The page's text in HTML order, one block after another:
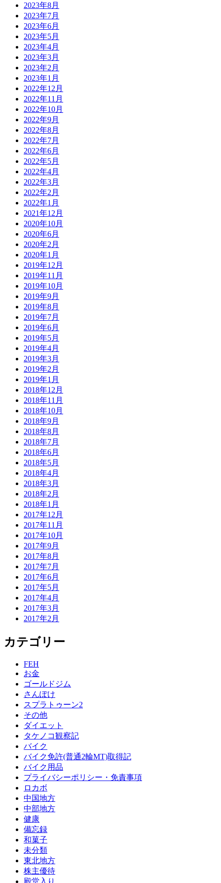
2023年8月
2023年7月
2023年6月
2023年5月
2023年4月
2023年3月
2023年2月
2023年1月
2022年12月
2022年11月
2022年10月
2022年9月
2022年8月
2022年7月
2022年6月
2022年5月
2022年4月
2022年3月
2022年2月
2022年1月
2021年12月
2020年10月
2020年6月
2020年2月
2020年1月
2019年12月
2019年11月
2019年10月
2019年9月
2019年8月
2019年7月
2019年6月
2019年5月
2019年4月
2019年3月
2019年2月
2019年1月
2018年12月
2018年11月
2018年10月
2018年9月
2018年8月
2018年7月
2018年6月
2018年5月
2018年4月
2018年3月
2018年2月
2018年1月
2017年12月
2017年11月
2017年10月
2017年9月
2017年8月
2017年7月
2017年6月
2017年5月
2017年4月
2017年3月
2017年2月
カテゴリー
FEH
お金
ゴールドジム
さんぽけ
スプラトゥーン2
その他
ダイエット
タケノコ観察記
バイク
バイク免許(普通2輪MT)取得記
バイク用品
プライバシーポリシー・免責事項
ロカボ
中国地方
中部地方
健康
備忘録
和菓子
未分類
東北地方
株主優待
殿堂入り